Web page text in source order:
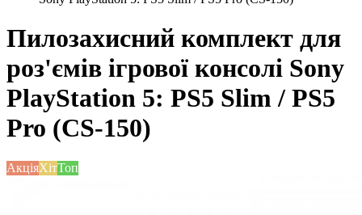
Пилозахисний комплект для
роз'ємів ігрової консолі Sony
PlayStation 5: PS5 Slim / PS5
Pro (CS-150)
АкціяХітТоп